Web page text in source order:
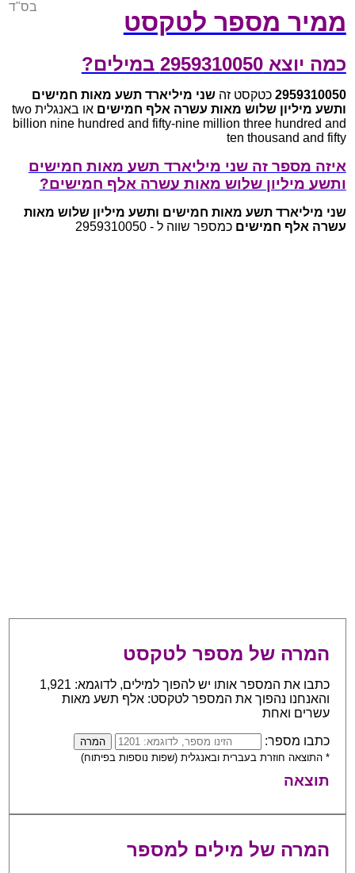
ממיר מספר לטקסט
בס"ד
כמה יוצא 2959310050 במילים?
2959310050 כטקסט זהשני מיליארד תשע מאות חמישים
ותשע מיליון שלוש מאות עשרה אלף חמישים
או באנגלית two
billion nine hundred and fifty-nine million three hundred and
ten thousand and fifty
איזה מספר זה שני מיליארד תשע מאות חמישים
ותשע מיליון שלוש מאות עשרה אלף חמישים?
שני מיליארד תשע מאות חמישים ותשע מיליון שלוש מאות
עשרה אלף חמישים כמספר שווה ל - 2959310050
המרה של מספר לטקסט
כתבו את המספר אותו יש להפוך למילים, לדוגמא: 1,921
והאנחנו נהפוך את המספר לטקסט: אלף תשע מאות
עשרים ואחת
כתבו מספר:
* התוצאה חוזרת בעברית ובאנגלית (שפות נוספות בפיתוח)
תוצאה
המרה של מילים למספר